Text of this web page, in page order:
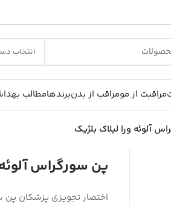
انتخاب
مراقبت از مومراقب از بدنبرندهامطالب
آلوئه ورا لیلاک بلژیک
پن سورگراس آلوئه